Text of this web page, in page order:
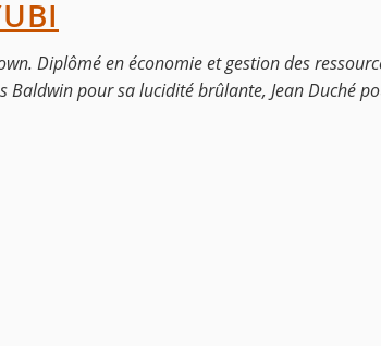
Diplômé en économie et gestion des
pour sa lucidité brûlante, Jean Duché